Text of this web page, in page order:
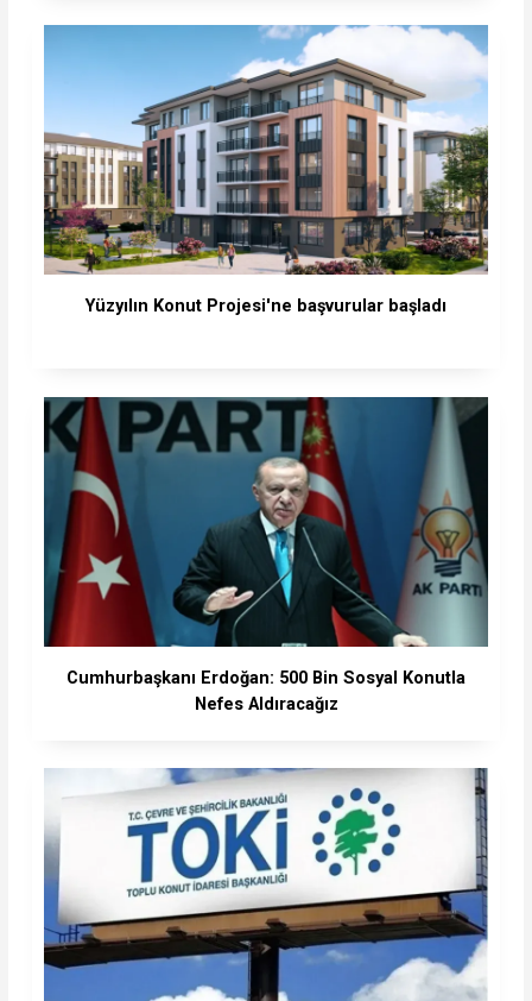
Yüzyılın Konut Projesi'ne başvurular başladı
Cumhurbaşkanı Erdoğan: 500 Bin Sosyal Konutla
Nefes Aldıracağız